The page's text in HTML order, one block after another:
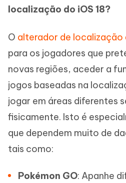
localização do iOS 18?
O alterador de localização
para os jogadores que
novas regiões, aceder a
jogos baseadas na
jogar em áreas diferentes
fisicamente. Isto é
que dependem muito de
tais como:
Pokémon GO: Apanhe